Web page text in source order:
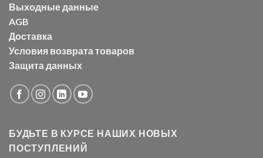
Выходные данные
AGB
Доставка
Условия возврата товаров
Защита данных
БУДЬТЕ В КУРСЕ НАШИХ НОВЫХ
ПОСТУПЛЕНИЙ